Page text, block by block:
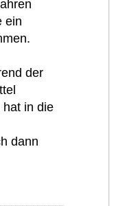
ein
der
hat in die
dann